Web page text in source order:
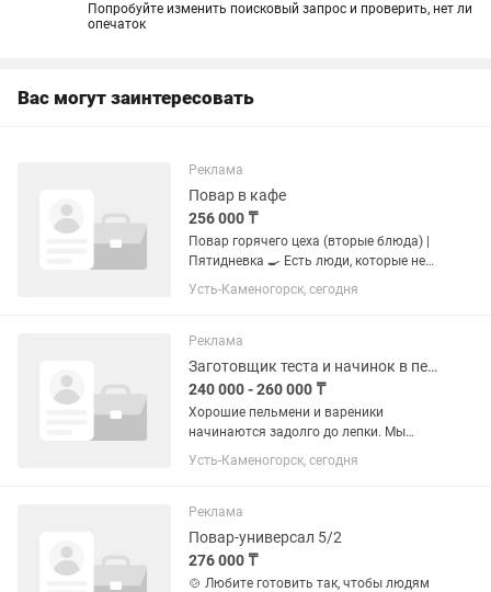
Попробуйте изменить поисковый запрос и проверить, нет ли
опечаток
Вас могут заинтересовать
Реклама
Повар в кафе
256 000 ₸
Повар горячего цеха (вторые блюда) |
Пятидневка 🍳 Есть люди, которые не
любят суету. А есть те, кому нравится,
когда к открытию всё готово, блюда
должны быть, а гости...
Усть-Каменогорск, сегодня
Реклама
Заготовщик теста и начинок в пельменный цех
240 000 - 260 000 ₸
Хорошие пельмени и вареники
начинаются задолго до лепки. Мы
ищем человека, который любит
порядок, умеет работать с продуктами
заготовка — основа вкусной...
Усть-Каменогорск, сегодня
Реклама
Повар-универсал 5/2
276 000 ₸
🍲 Любите готовить так, чтобы людям